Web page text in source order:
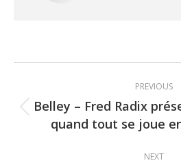
navigation
PREVIOUS
post:
Belley – Fred Radix
quand tout se joue
NEXT